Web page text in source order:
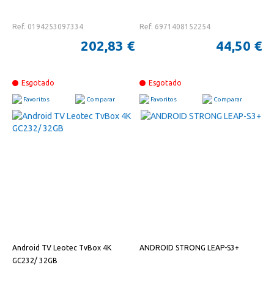
Ref. 0194253097334
202,83 €
Esgotado
Favoritos Comparar
Ref. 6971408152254
44,50 €
Esgotado
Favoritos Comparar
Android TV Leotec TvBox 4K
GC232/ 32GB
ANDROID STRONG LEAP-S3+